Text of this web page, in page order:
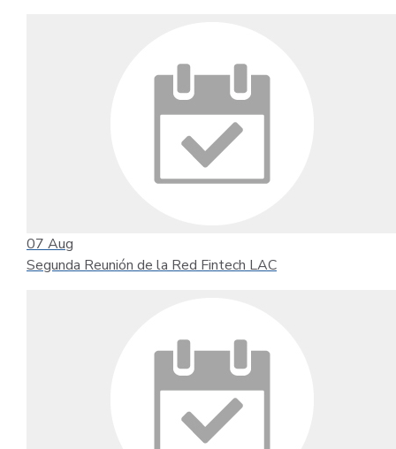
07 Aug
Segunda Reunión de la Red Fintech LAC